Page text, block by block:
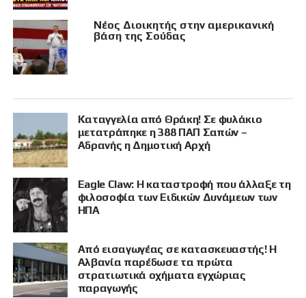
Νέος Διοικητής στην αμερικανική
βάση της Σούδας
Καταγγελία από Θράκη! Σε φυλάκιο
μετατράπηκε η 388 ΠΑΠ Σαπών –
Αδρανής η Δημοτική Αρχή
Eagle Claw: Η καταστροφή που άλλαξε τη
φιλοσοφία των Ειδικών Δυνάμεων των
ΗΠΑ
Από εισαγωγέας σε κατασκευαστής! Η
Αλβανία παρέδωσε τα πρώτα
στρατιωτικά οχήματα εγχώριας
παραγωγής